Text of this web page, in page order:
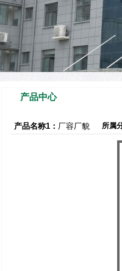
产品中心
产品名称1： 厂容厂貌 所属